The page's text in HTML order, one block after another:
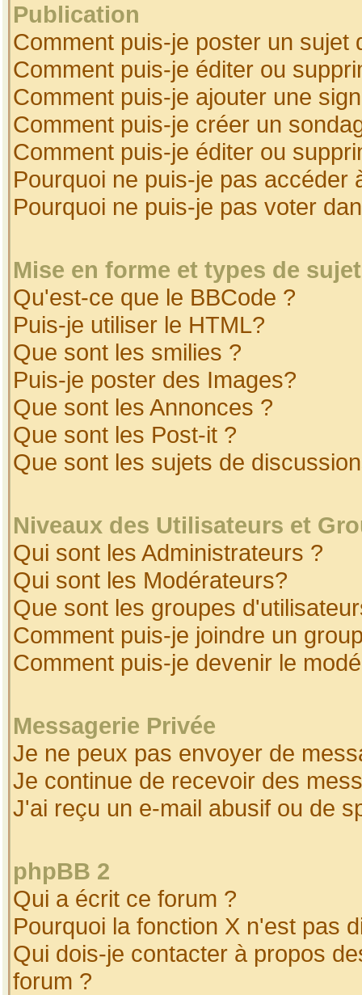
Publication
Comment puis-je poster un sujet
Comment puis-je éditer ou
Comment puis-je ajouter une
Comment puis-je créer un
Comment puis-je éditer ou
Pourquoi ne puis-je pas accéder
Pourquoi ne puis-je pas voter
Mise en forme et types de
Qu'est-ce que le BBCode ?
Puis-je utiliser le HTML?
Que sont les smilies ?
Puis-je poster des Images?
Que sont les Annonces ?
Que sont les Post-it ?
Que sont les sujets de
Niveaux des Utilisateurs et
Qui sont les Administrateurs ?
Qui sont les Modérateurs?
Que sont les groupes
Comment puis-je joindre un
Comment puis-je devenir le
Messagerie Privée
Je ne peux pas envoyer de
Je continue de recevoir des
J'ai reçu un e-mail abusif ou de
phpBB 2
Qui a écrit ce forum ?
Pourquoi la fonction X n'est pas
Qui dois-je contacter à propos
forum ?